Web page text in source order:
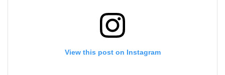
View this post on Instagram